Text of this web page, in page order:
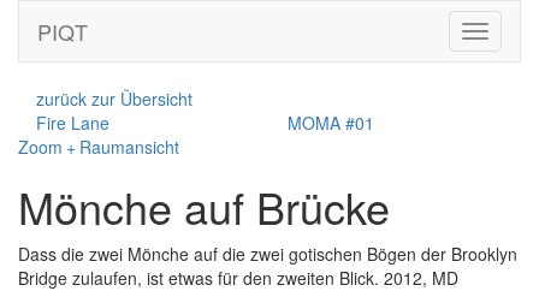
Toggle
PIQT
zurück zur Übersicht
Fire Lane
MOMA #01
Zoom + Raumansicht
Mönche auf Brücke
Dass die zwei Mönche auf die zwei gotischen Bögen der Brooklyn
Bridge zulaufen, ist etwas für den zweiten Blick. 2012, MD